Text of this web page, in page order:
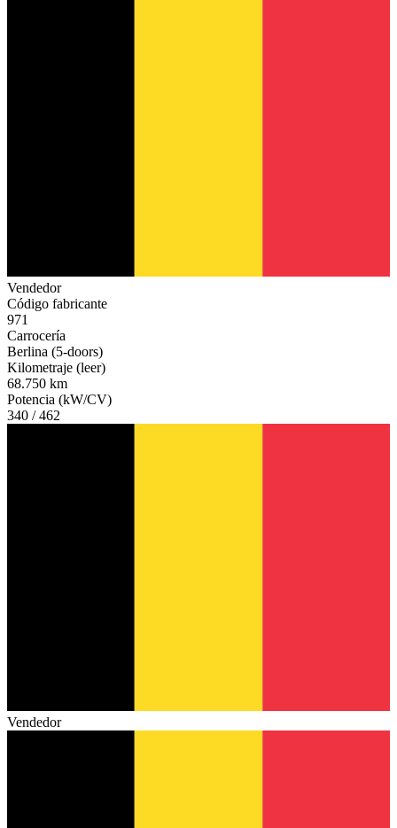
Vendedor
Código fabricante
971
Carrocería
Berlina (5-doors)
Kilometraje (leer)
68.750 km
Potencia (kW/CV)
340 / 462
Vendedor